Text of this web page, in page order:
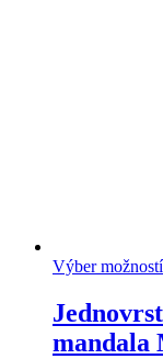
Výber možností
mandala